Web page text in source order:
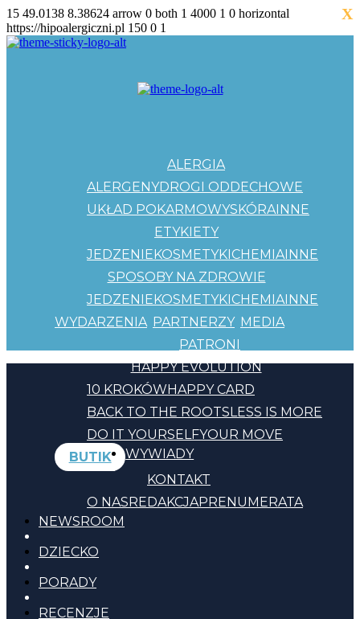
15 49.0138 8.38624 arrow 0 both 1 4000 1 0 horizontal
https://hipoalergiczni.pl 150 0 1
ALERGIA
ALERGENYDROGI ODDECHOWE
UKŁAD POKARMOWYSKÓRAINNE
ETYKIETY
JEDZENIEKOSMETYKICHEMIAINNE
SPOSOBY NA ZDROWIE
JEDZENIEKOSMETYKICHEMIAINNE
WYDARZENIA PARTNERZY
PATRONI
MEDIA
HAPPY EVOLUTION
10 KROKÓWHAPPY CARD
BACK TO THE ROOTSLESS IS MORE
DO IT YOURSELFYOUR MOVE
BUTIK
KONTAKT
O NASREDAKCJAPRENUMERATA
WYWIADY
NEWSROOM
DZIECKO
PORADY
RECENZJE
X